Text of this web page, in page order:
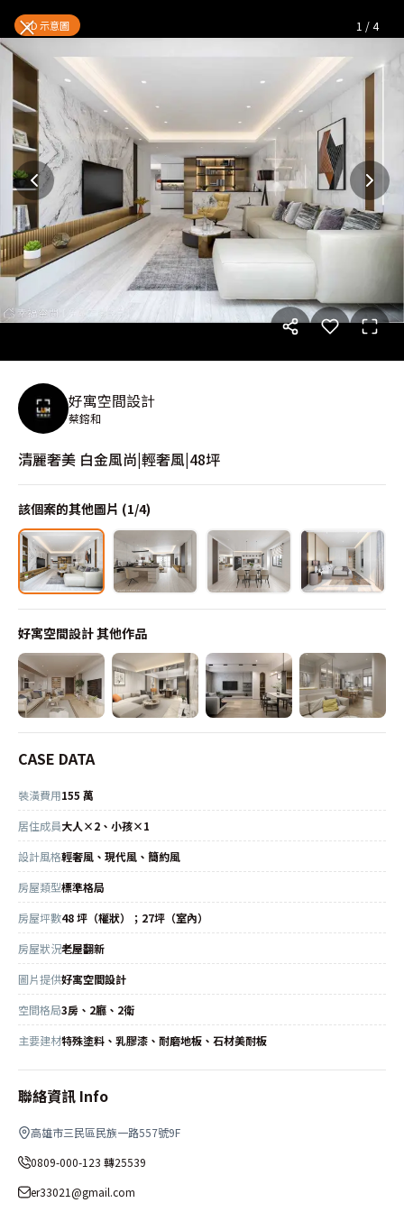
清麗奢美 白金風尚|輕奢風|48坪
×3D 示意圖 1 /4
好寓空間設計
蔡鎔和
清麗奢美 白金風尚|輕奢風|48坪
該個案的其他圖片 (1/4)
好寓空間設計其他作品
CASE DATA
裝潢費用155 萬
居住成員大人×2、小孩×1
設計風格輕奢風、現代風、簡約風
房屋類型標準格局
房屋坪數48 坪（權狀）；27坪（室內）
房屋狀況老屋翻新
圖片提供好寓空間設計
空間格局3房、2廳、2衛
主要建材特殊塗料、乳膠漆、耐磨地板、石材美耐板
聯絡資訊 Info
高雄市三民區民族一路557號9F
0809-000-123 轉25539
er33021@gmail.com